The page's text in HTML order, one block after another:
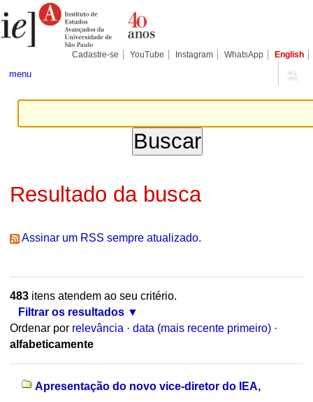
para
conteúdo.
Pessoais
Cadastre-se YouTube Instagram WhatsApp English
menu
Resultado da busca
Assinar um RSS sempre atualizado.
483itens atendem ao seu critério.
Filtrar os resultados
Ordenar por relevância · data (mais recente primeiro) ·
alfabeticamente
Apresentação do novo vice-diretor do IEA,